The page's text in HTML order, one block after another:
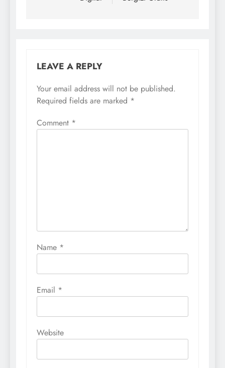
LEAVE A REPLY
Your email address will not be published.
Required fields are marked *
Comment *
Name *
Email *
Website